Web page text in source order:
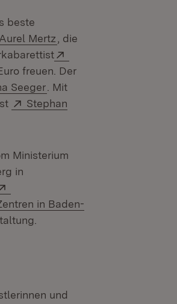
beste
Extern:
Aurel Mertz (Öffnet in neuem Fenster)
, die
freuen. Der
Seeger (Öffnet in neuem Fenster)
. Mit
Extern:
Stephan
Ministerium
in
in Baden-
und